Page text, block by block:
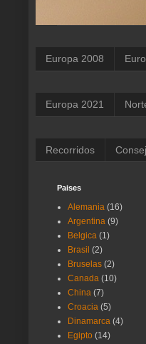
Europa 2008
Europa 2021
Recorridos
Paises
Alemania (16)
Argentina (9)
Belgica (1)
Brasil (2)
Bruselas (2)
Canada (10)
China (7)
Croacia (5)
Dinamarca (4)
Egipto (14)